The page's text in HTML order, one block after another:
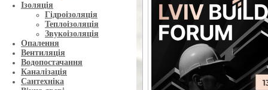
Ізоляція
Гідроізоляція
Теплоізоляція
Звукоізоляція
Опалення
Вентиляція
Водопостачання
Каналізація
Сантехніка